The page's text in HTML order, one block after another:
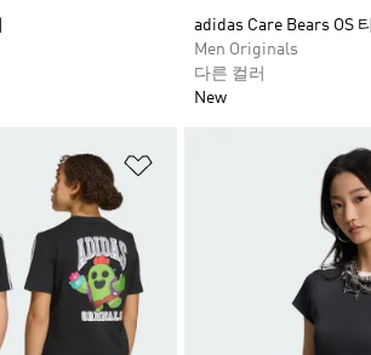
adidas Care Bears OS 티
Men Originals
다른 컬러
New